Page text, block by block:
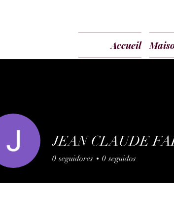
Accueil
JEAN CLAUDE
0 seguidores 0 seguidos